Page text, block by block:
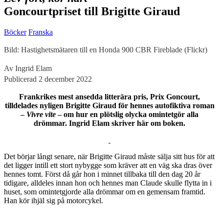
Goncourtpriset till Brigitte Giraud
Böcker Franska
Bild: Hastighetsmätaren till en Honda 900 CBR Fireblade (Flickr)
Av Ingrid Elam
Publicerad 2 december 2022
Frankrikes mest ansedda litterära pris, Prix Goncourt,
tilldelades nyligen Brigitte Giraud för hennes autofiktiva roman
– Vivre vite– om hur en plötslig olycka omintetgör alla
drömmar. Ingrid Elam skriver här om boken.
Det börjar långt senare, när Brigitte Giraud måste sälja sitt hus för att
det ligger intill ett stort nybygge som kräver att en väg ska dras över
hennes tomt. Först då går hon i minnet tillbaka till den dag 20 år
tidigare, alldeles innan hon och hennes man Claude skulle flytta in i
huset, som omintetgjorde alla drömmar om en gemensam framtid.
Han kör ihjäl sig på motorcykel.